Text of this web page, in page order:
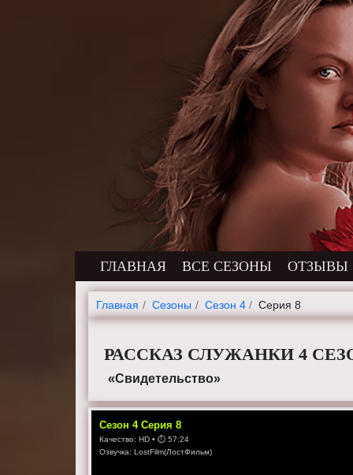
ГЛАВНАЯ ВСЕ СЕЗОНЫ ОТЗЫВЫ
Главная Cезоны Сезон 4 Серия 8
РАССКАЗ СЛУЖАНКИ 4
«Свидетельство»
Сезон4 Серия8
Качество:HD • ⏱57:24
Озвучка:LostFilm(ЛостФильм)